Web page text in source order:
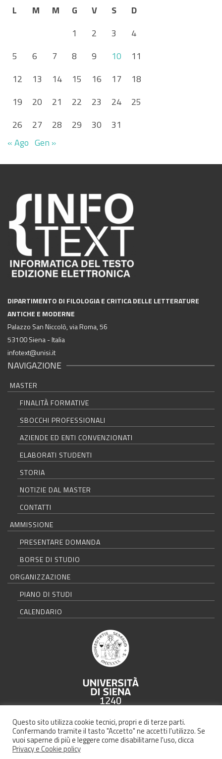
L
M M G V S
D
1
2 3
4
5
6 7 8 9 10
11
12
13 14 15 16 17
18
19
20 21 22 23 24
25
26
27 28 29 30
31
« Ago Gen »
DIPARTIMENTO DI FILOLOGIA E CRITICA DELLE LETTERATURE
ANTICHE E MODERNE
Palazzo San Niccolò, via Roma, 56
53100 Siena - Italia
infotext@unisi.it
NAVIGAZIONE
MASTER
FINALITÀ FORMATIVE
SBOCCHI PROFESSIONALI
AZIENDE ED ENTI CONVENZIONATI
ELABORATI STUDENTI
STORIA
NOTIZIE DAL MASTER
CONTATTI
AMMISSIONE
PRESENTARE DOMANDA
BORSE DI STUDIO
ORGANIZZAZIONE
PIANO DI STUDI
CALENDARIO
Siena ITALIA
Questo sito utilizza cookie tecnici, propri e di terze parti.
Confermando tramite il tasto "Accetto" ne accetti l'utilizzo. Se
vuoi saperne di più e leggere come disabilitarne l'uso, clicca
Privacy e Cookie policy